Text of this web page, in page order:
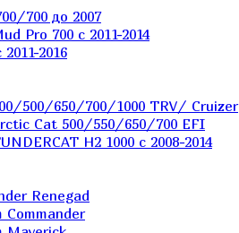
700 до 2007
Pro 700 с 2011-2014
2016
500/650/700/1000 TRV/ Cruizer
Cat 500/550/650/700 EFI
H2 1000 c 2008-2014
Renegad
Commander